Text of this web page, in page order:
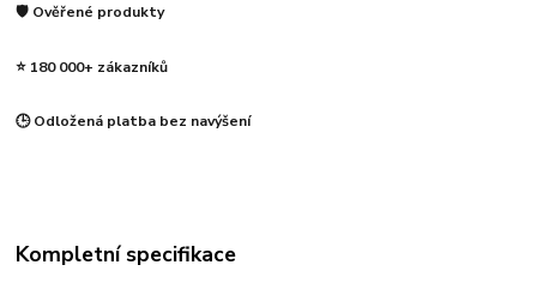
🛡️ Ověřené produkty
⭐ 180 000+ zákazníků
🕒 Odložená platba bez navýšení
Kompletní specifikace